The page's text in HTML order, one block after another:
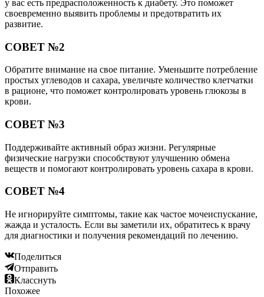
у вас есть предрасположенность к диабету. Это поможет
своевременно выявить проблемы и предотвратить их
развитие.
СОВЕТ №2
Обратите внимание на свое питание. Уменьшите потребление
простых углеводов и сахара, увеличьте количество клетчатки
в рационе, что поможет контролировать уровень глюкозы в
крови.
СОВЕТ №3
Поддерживайте активный образ жизни. Регулярные
физические нагрузки способствуют улучшению обмена
веществ и помогают контролировать уровень сахара в крови.
СОВЕТ №4
Не игнорируйте симптомы, такие как частое мочеиспускание,
жажда и усталость. Если вы заметили их, обратитесь к врачу
для диагностики и получения рекомендаций по лечению.
Поделиться
Отправить
Класснуть
Похожее